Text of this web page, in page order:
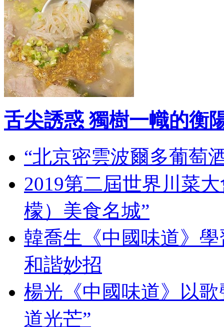
舌尖誘惑 獨樹一幟的衡
“北京密雲波爾多葡萄
2019第二屆世界川菜
檬）美食名城”
韓喬生《中國味道》
和諧妙招
楊光《中國味道》以
道光芒”